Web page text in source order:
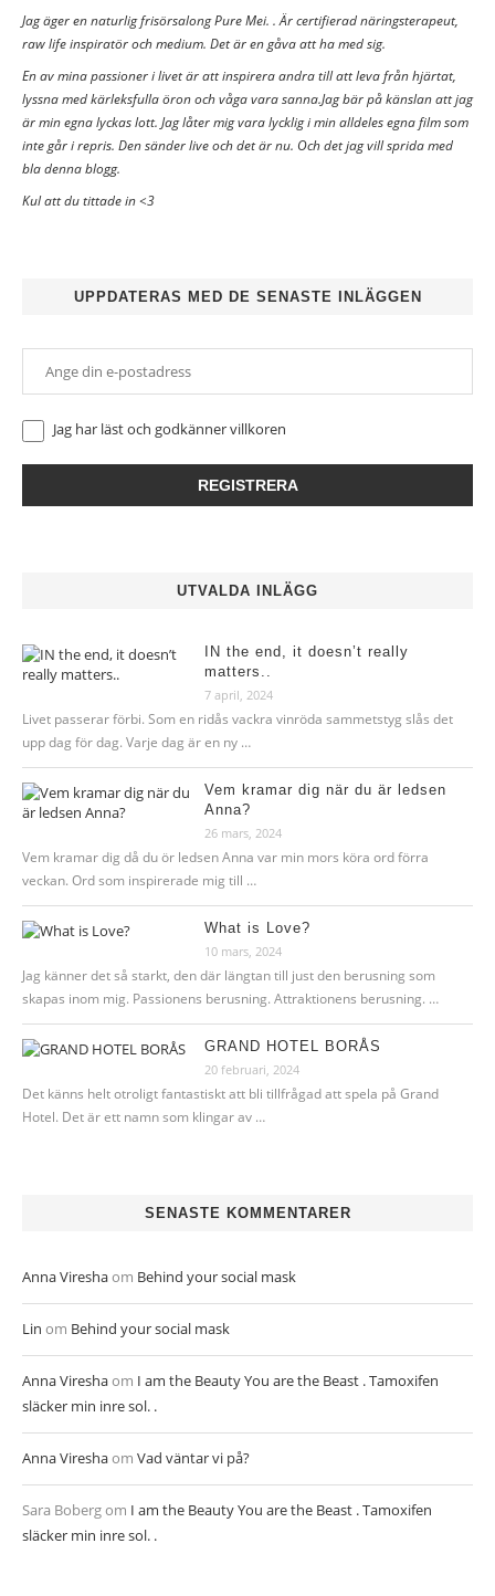
Jag äger en naturlig frisörsalong Pure Mei. . Är certifierad näringsterapeut,
raw life inspiratör och medium. Det är en gåva att ha med sig.
En av mina passioner i livet är att inspirera andra till att leva från hjärtat,
lyssna med kärleksfulla öron och våga vara sanna.Jag bär på känslan att jag
är min egna lyckas lott. Jag låter mig vara lycklig i min alldeles egna film som
inte går i repris. Den sänder live och det är nu. Och det jag vill sprida med
bla denna blogg.
Kul att du tittade in <3
UPPDATERAS MED DE SENASTE INLÄGGEN
Jag har läst och godkännervillkoren
UTVALDA INLÄGG
IN the end, it doesn’t really
matters..
7 april, 2024
Livet passerar förbi. Som en ridås vackra vinröda sammetstyg slås det
upp dag för dag. Varje dag är en ny …
Vem kramar dig när du är ledsen
Anna?
26 mars, 2024
Vem kramar dig då du ör ledsen Anna var min mors köra ord förra
veckan. Ord som inspirerade mig till …
What is Love?
10 mars, 2024
Jag känner det så starkt, den där längtan till just den berusning som
skapas inom mig. Passionens berusning. Attraktionens berusning. …
GRAND HOTEL BORÅS
20 februari, 2024
Det känns helt otroligt fantastiskt att bli tillfrågad att spela på Grand
Hotel. Det är ett namn som klingar av …
SENASTE KOMMENTARER
Anna Vireshaom Behind your social mask
Lin om Behind your social mask
Anna Vireshaom I am the Beauty You are the Beast . Tamoxifen
släcker min inre sol. .
Anna Vireshaom Vad väntar vi på?
Sara Bobergom I am the Beauty You are the Beast . Tamoxifen
släcker min inre sol. .